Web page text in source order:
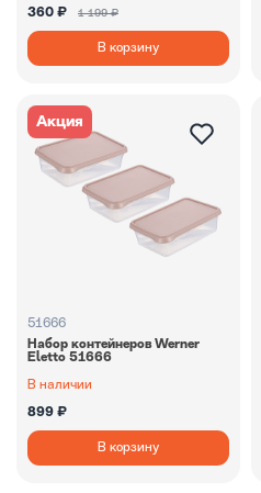
360 ₽ 1 199 ₽
В корзину
Акция
51666
Набор контейнеров Werner
Eletto 51666
В наличии
899 ₽
В корзину